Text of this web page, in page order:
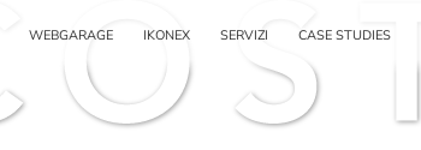
WEBGARAGE IKONEX SERVIZI CASE STUDIES